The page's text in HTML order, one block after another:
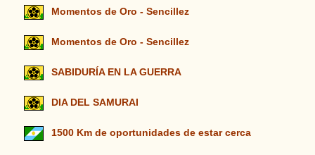
Momentos de Oro - Sencillez
Momentos de Oro - Sencillez
SABIDURÍA EN LA GUERRA
DIA DEL SAMURAI
1500 Km de oportunidades de estar cerca